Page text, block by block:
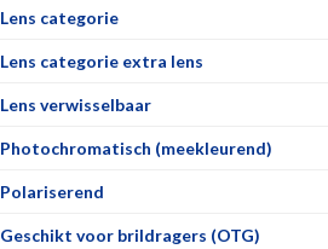
Lens categorie
Lens categorie extra lens
Lens verwisselbaar
Photochromatisch (meekleurend)
Polariserend
Geschikt voor brildragers (OTG)